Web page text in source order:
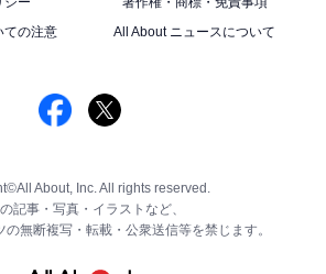
ての注意
All About ニュースについて
About, Inc. All rights reserved.
記事・写真・イラストなど、
無断複写・転載・公衆送信等を禁じます。